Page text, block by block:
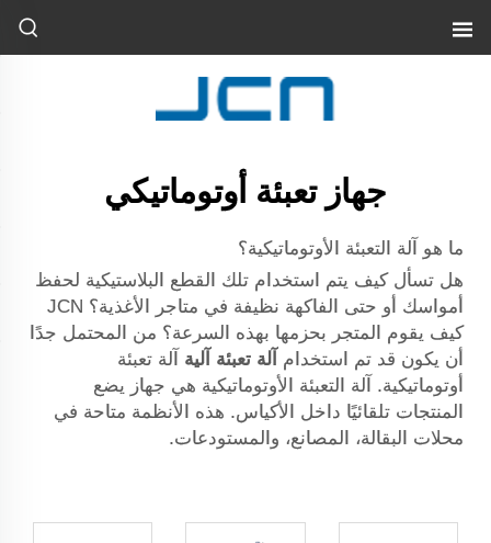
جهاز تعبئة أوتوماتيكي
ما هو آلة التعبئة الأوتوماتيكية؟
هل تسأل كيف يتم استخدام تلك القطع البلاستيكية لحفظ
أمواسك أو حتى الفاكهة نظيفة في متاجر الأغذية؟ JCN
كيف يقوم المتجر بحزمها بهذه السرعة؟ من المحتمل جدًا
أن يكون قد تم استخدام آلة تعبئة آلية
آلة تعبئة
أوتوماتيكية. آلة التعبئة الأوتوماتيكية هي جهاز يضع
المنتجات تلقائيًا داخل الأكياس. هذه الأنظمة متاحة في
محلات البقالة، المصانع، والمستودعات.